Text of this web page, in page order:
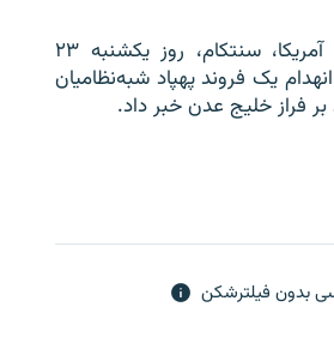
ستاد فرماندهی مرکزی آمریکا، سنتکام، روز یکشنبه ۲۳
یک فروند پهپاد شبه‌نظامیان
فراز خلیج عدن خبر داد.
بدون فیلترشکن